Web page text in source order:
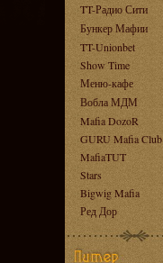
TT-Радио Сити
Бункер Мафии
TT-Unionbet
Show Time
Меню-кафе
Вобла МДМ
Mafia DozoR
GURU Mafia Club
MafiaTUT
Stars
Bigwig Mafia
Ред Дор